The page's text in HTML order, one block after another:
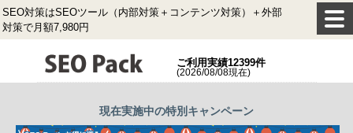
SEO対策はSEOツール（内部対策＋コンテンツ対策）＋外部
対策で月額7,980円
ご利用実績12399件
(2026/08/08現在)
現在実施中の特別キャンペーン